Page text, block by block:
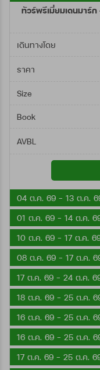
ทัวร์พรีเมี่ยมเดนมาร์
เดินทางโดย
ราคา
Size
Book
AVBL
04 ต.ค. 69 - 13 ต.ค.
01 ต.ค. 69 - 14 ต.ค.
10 ต.ค. 69 - 17 ต.ค.
08 ต.ค. 69 - 17 ต.ค.
17 ต.ค. 69 - 24 ต.ค.
18 ต.ค. 69 - 25 ต.ค.
16 ต.ค. 69 - 25 ต.ค.
16 ต.ค. 69 - 25 ต.ค.
17 ต.ค. 69 - 25 ต.ค.